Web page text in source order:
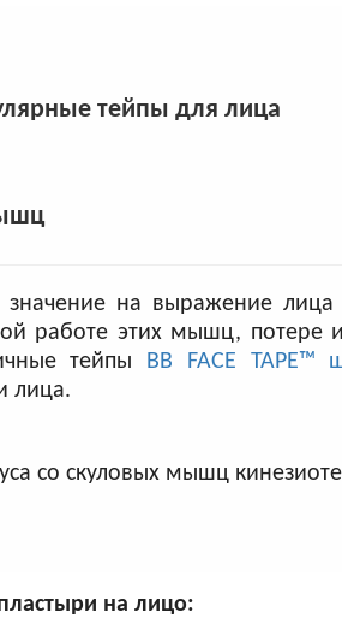
тейпы для лица
на выражение лица
работе этих мышц, потере
тейпы BB FACE
лица.
на лицо: